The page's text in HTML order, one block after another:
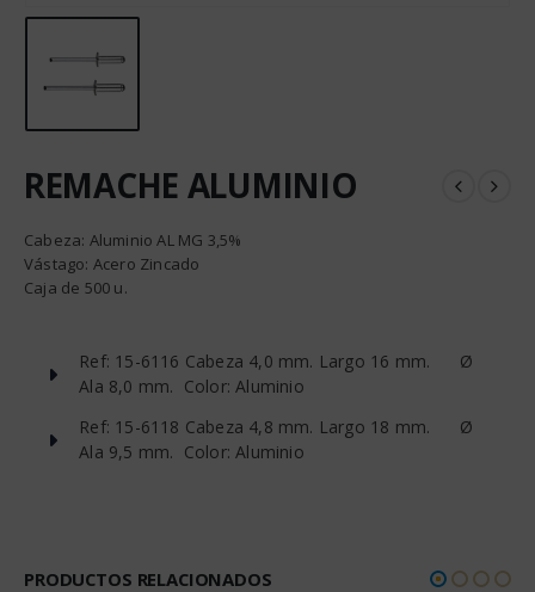
REMACHE ALUMINIO
Cabeza: Aluminio AL MG 3,5%
Vástago: Acero Zincado
Caja de 500 u.
Ref: 15-6116 Cabeza 4,0 mm. Largo 16 mm. Ø
Ala 8,0 mm. Color: Aluminio
Ref: 15-6118 Cabeza 4,8 mm. Largo 18 mm. Ø
Ala 9,5 mm. Color: Aluminio
PRODUCTOS RELACIONADOS